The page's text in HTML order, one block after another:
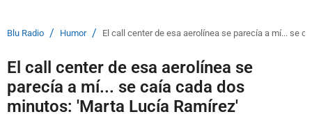
Blu Radio / Humor / El call center de esa aerolínea se parecía a mí... se
El call center de esa aerolínea se
parecía a mí... se caía cada dos
minutos: 'Marta Lucía Ramírez'